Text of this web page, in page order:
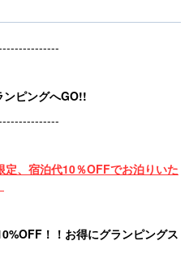
ンピングへGO!!
、宿泊代10％OFFでお泊りいた
！！お得にグランピングス